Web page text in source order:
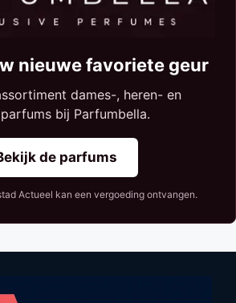
nieuwe favoriete geur
dames-, heren- en
bij Parfumbella.
de parfums
Actueel kan een vergoeding ontvangen.